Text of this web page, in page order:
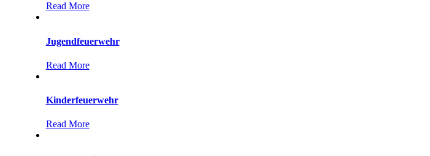
Read More
Jugendfeuerwehr
Read More
Kinderfeuerwehr
Read More